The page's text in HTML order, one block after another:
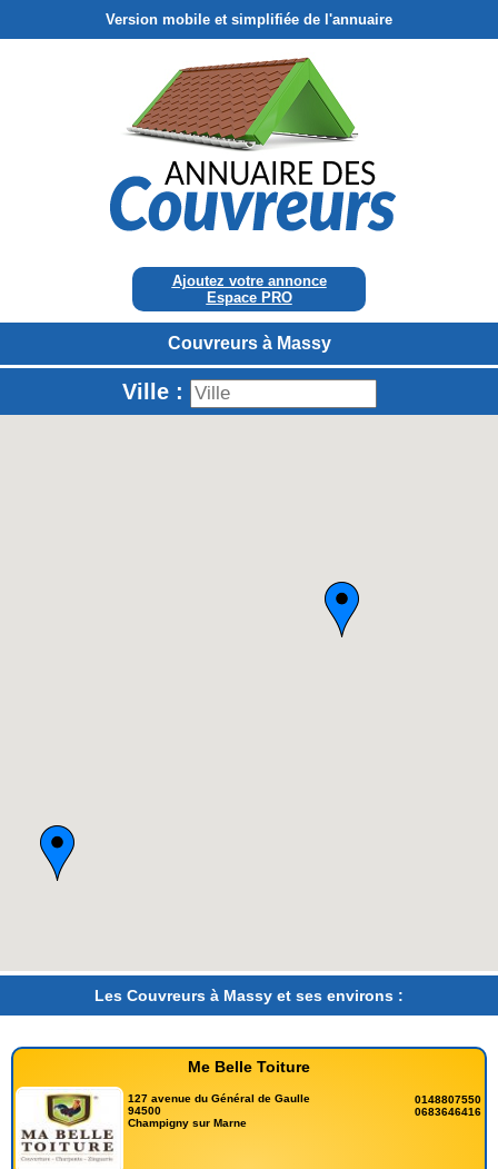
Version mobile et simplifiée de l'annuaire
Ajoutez votre annonce
Espace PRO
Couvreurs à Massy
Ville :
Les Couvreurs à Massy et ses environs :
Me Belle Toiture
127 avenue du Général de Gaulle
94500
Champigny sur Marne
0148807550
0683646416